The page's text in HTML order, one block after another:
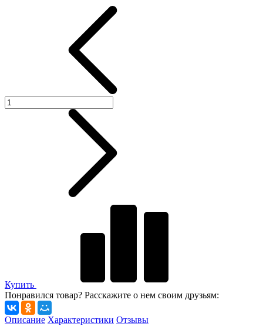
Купить
Понравился товар? Расскажите о нем своим друзьям:
Описание Характеристики Отзывы